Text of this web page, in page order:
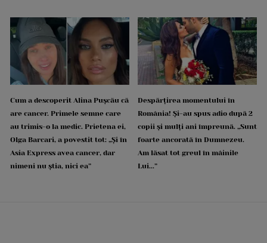
Cum a descoperit Alina Pușcău că
are cancer. Primele semne care
au trimis-o la medic. Prietena ei,
Olga Barcari, a povestit tot: „Și în
Asia Express avea cancer, dar
nimeni nu știa, nici ea”
Despărțirea momentului în
România! Și-au spus adio după 2
copii și mulți ani împreună. „Sunt
foarte ancorată în Dumnezeu.
Am lăsat tot greul în mâinile
Lui...”